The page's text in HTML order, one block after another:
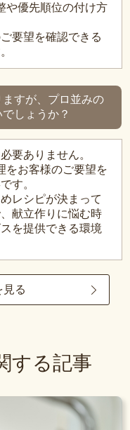
や優先順位の付け方
要望を確認できる
すが、プロ並みの
しょうか？
要ありません。
をお客様のご要望を
す。
レシピが決まって
献立作りに悩む時
を提供できる環境
見る
する記事